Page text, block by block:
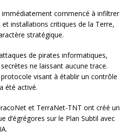
immédiatement commencé à infiltrer
installations critiques de la Terre,
stratégique.
de pirates informatiques,
ne laissant aucune trace.
visant à établir un contrôle
été activé.
et TerraNet-TNT ont créé un
d’égrégores sur le Plan Subtil avec